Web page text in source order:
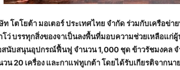
ท โตโยต้า มอเตอร์ ประเทศไทย จำกัด ร่วมกับเครือข่
โว่ บรรทุกสิ่งของจาเป็นลงพื้นที่มอบความช่วยเหลือแ
สนับสนุนอุปกรณ์ฟื้นฟู จำนวน1,000 ชุด ข้าวรัชมงคล
วน 20 เครื่อง และกาแฟทูเกต้า โดยได้รับเกียรติจากน